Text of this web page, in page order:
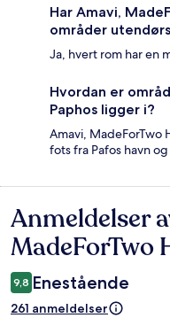
Har Amavi,
områder
Ja, hvert rom har en
Hvordan er
Paphos ligger i?
Amavi, MadeForTwo
fots fra Pafos havn
Anmeldelser
Anmeldelser
MadeForTwo
9,8 Enestående
261 anmeldelser